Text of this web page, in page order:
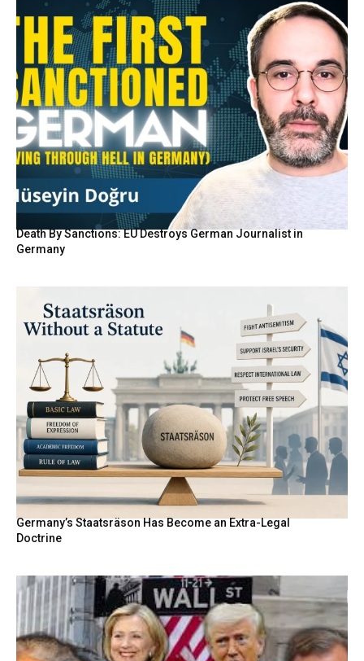
Death By Sanctions: EU Destroys German Journalist in
Germany
Germany’s Staatsräson Has Become an Extra-Legal
Doctrine